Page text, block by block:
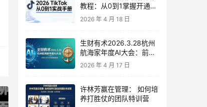
教程：从0到1掌握开通、
养号、剪辑到变现，新手
副业首选
2026 年 4 月 18 日
生财有术2026.3.28杭州
航海家年度AI大会：前沿
趋势×落地案例×技能图谱
2026 年 4 月 17 日
许林芳赢在管理： 如何培
养打胜仗的团队特训营